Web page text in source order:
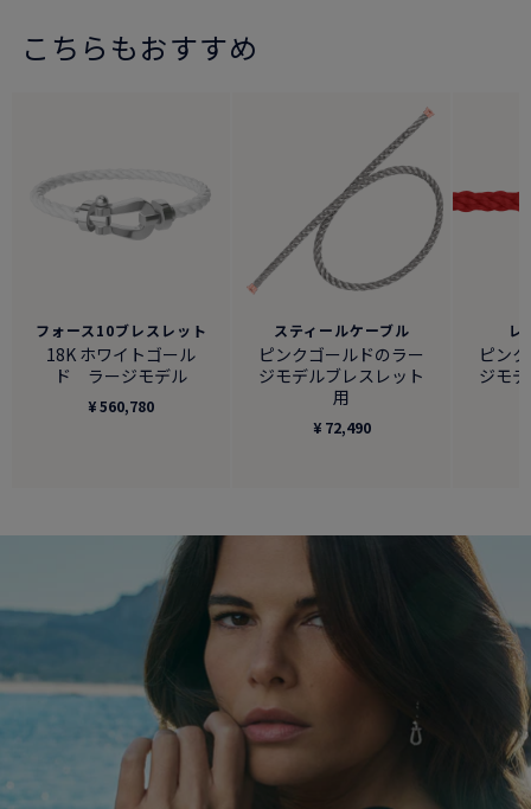
こちらもおすすめ
フォース10ブレスレット
18K ホワイトゴール
ド ラージモデル
¥ 560,780
スティールケーブル
ピンクゴールドのラー
ジモデルブレスレット
用
¥ 72,490
レ
ピン
ジモ